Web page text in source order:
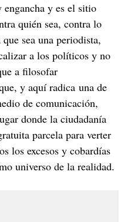
y es el sitio
quién sea, contra lo
sea una periodista,
a los políticos y no
a filosofar
y aquí radica una de
de comunicación,
donde la ciudadanía
parcela para verter
los excesos y cobardías
universo de la realidad.